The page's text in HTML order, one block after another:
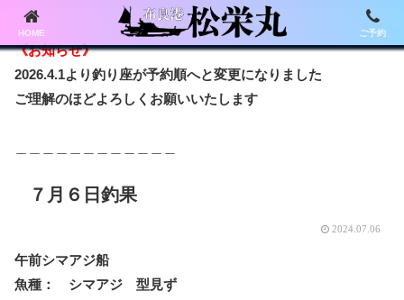
《お知らせ》
2026.4.1より釣り座が予約順へと変更になりました
ご理解のほどよろしくお願いいたします
７月６日釣果
2024.07.06
午前シマアジ船
魚種： シマアジ 型見ず
HOME ご予約